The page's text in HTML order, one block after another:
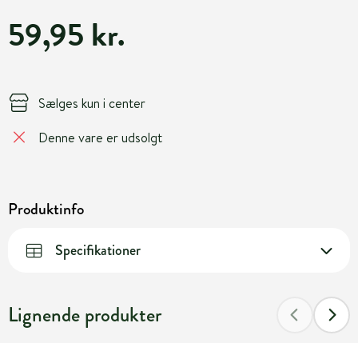
59,95 kr.
Sælges kun i center
Denne vare er udsolgt
Produktinfo
Specifikationer
Lignende produkter